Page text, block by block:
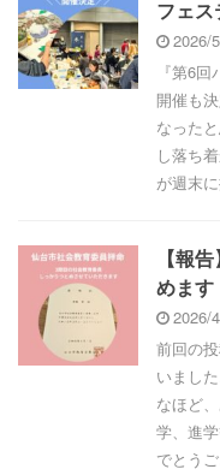
フェス
2026/
『第6
開催も
なった
し落ち
が週末
【報
めます
2026/
前回の
いまし
なほど
学、進
でとう